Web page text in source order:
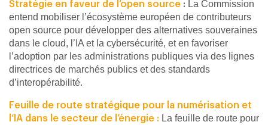
Stratégie en faveur de l’open source : La Commission
entend mobiliser l’écosystème européen de contributeurs
open source pour développer des alternatives souveraines
dans le cloud, l’IA et la cybersécurité, et en favoriser
l’adoption par les administrations publiques via des lignes
directrices de marchés publics et des standards
d’interopérabilité.
Feuille de route stratégique pour la numérisation et
l’IA dans le secteur de l’énergie : La feuille de route pour